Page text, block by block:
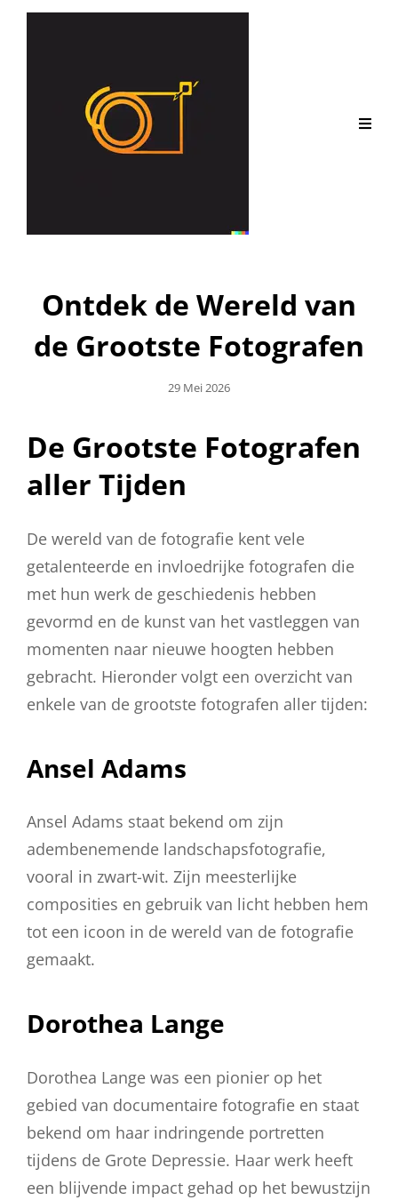
Ontdek de Wereld van
de Grootste Fotografen
Geplaatst
29 Mei 2026
De Grootste Fotografen
aller Tijden
De wereld van de fotografie kent vele
getalenteerde en invloedrijke fotografen die
met hun werk de geschiedenis hebben
gevormd en de kunst van het vastleggen van
momenten naar nieuwe hoogten hebben
gebracht. Hieronder volgt een overzicht van
enkele van de grootste fotografen aller tijden:
Ansel Adams
Ansel Adams staat bekend om zijn
adembenemende landschapsfotografie,
vooral in zwart-wit. Zijn meesterlijke
composities en gebruik van licht hebben hem
tot een icoon in de wereld van de fotografie
gemaakt.
Dorothea Lange
Dorothea Lange was een pionier op het
gebied van documentaire fotografie en staat
bekend om haar indringende portretten
tijdens de Grote Depressie. Haar werk heeft
een blijvende impact gehad op het bewustzijn